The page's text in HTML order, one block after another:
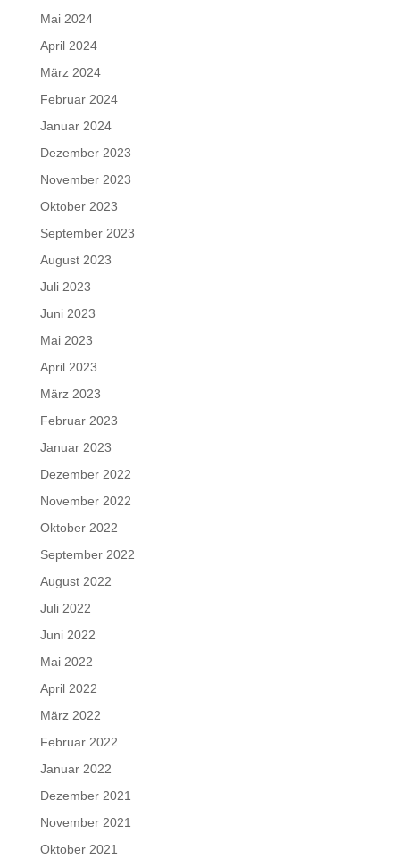
Mai 2024
April 2024
März 2024
Februar 2024
Januar 2024
Dezember 2023
November 2023
Oktober 2023
September 2023
August 2023
Juli 2023
Juni 2023
Mai 2023
April 2023
März 2023
Februar 2023
Januar 2023
Dezember 2022
November 2022
Oktober 2022
September 2022
August 2022
Juli 2022
Juni 2022
Mai 2022
April 2022
März 2022
Februar 2022
Januar 2022
Dezember 2021
November 2021
Oktober 2021